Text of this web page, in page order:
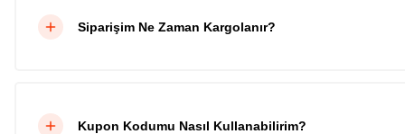
Siparişim Ne Zaman Kargolanır?
Kupon Kodumu Nasıl Kullanabilirim?